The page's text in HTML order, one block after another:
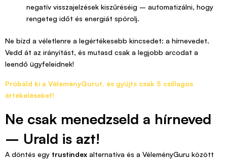
negatív visszajelzések kiszűréséig – automatizálni, hogy
rengeteg időt és energiát spórolj.
Ne bízd a véletlenre a legértékesebb kincsedet: a hírnevedet.
Vedd át az irányítást, és mutasd csak a legjobb arcodat a
leendő ügyfeleidnek!
Próbáld ki a VéleményGurut, és gyűjts csak 5 csillagos
értékeléseket!
Ne csak menedzseld a hírneved
– Urald is azt!
A döntés egy trustindex alternatíva és a VéleményGuru között